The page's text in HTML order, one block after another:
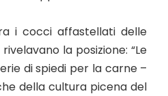
i cocci affastellati delle
la posizione: “Le
di spiedi per la carne –
della cultura picena del